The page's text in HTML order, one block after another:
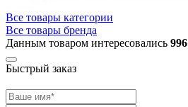
Все товары категории
Все товары бренда
Данным товаром интересовались 996
Быстрый заказ